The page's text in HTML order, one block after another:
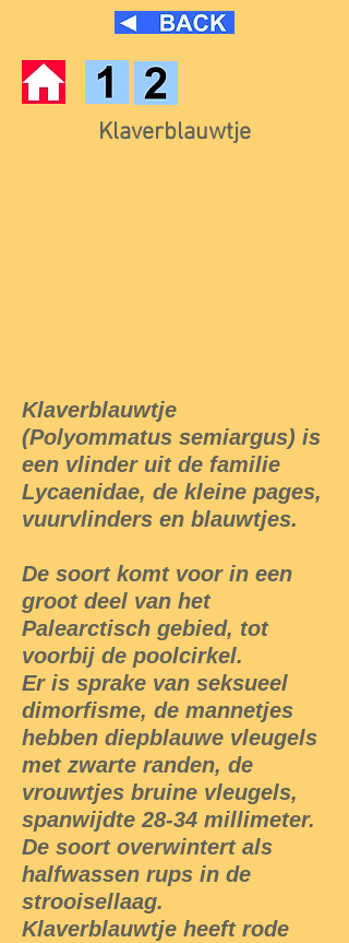
Klaverblauwtje
Klaverblauwtje
(Polyommatus semiargus) is
een vlinder uit de familie
Lycaenidae, de kleine pages,
vuurvlinders en blauwtjes.
De soort komt voor in een
groot deel van het
Palearctisch gebied, tot
voorbij de poolcirkel.
Er is sprake van seksueel
dimorfisme, de mannetjes
hebben diepblauwe vleugels
met zwarte randen, de
vrouwtjes bruine vleugels,
spanwijdte 28-34 millimeter.
De soort overwintert als
halfwassen rups in de
strooisellaag.
Klaverblauwtje heeft rode